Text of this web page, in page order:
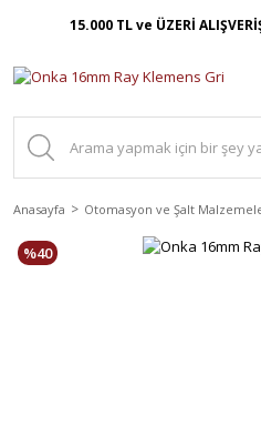
15.000 TL ve ÜZERİ
Anasayfa Otomasyon ve Şalt
%40